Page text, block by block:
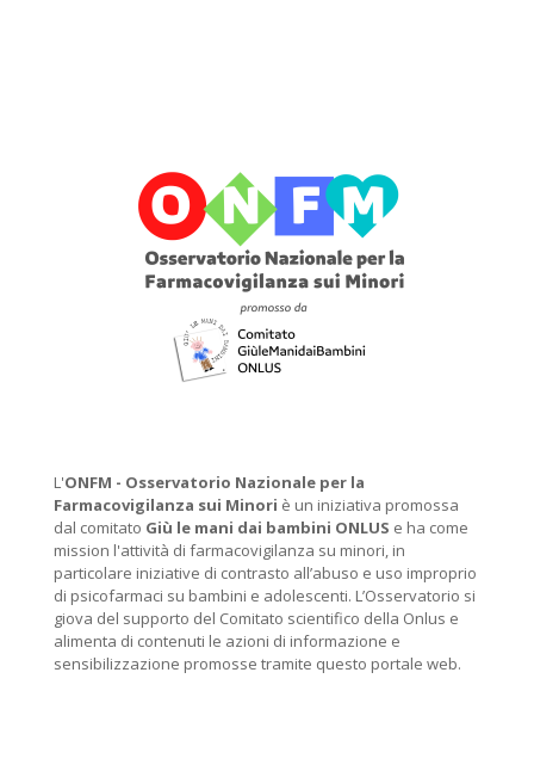
L'ONFM - Osservatorio Nazionale per la
Farmacovigilanza sui Minori è un iniziativa promossa
dal comitato Giù le mani dai bambini ONLUS e ha come
mission l'attività di farmacovigilanza su minori, in
particolare iniziative di contrasto all’abuso e uso improprio
di psicofarmaci su bambini e adolescenti. L’Osservatorio si
giova del supporto del Comitato scientifico della Onlus e
alimenta di contenuti le azioni di informazione e
sensibilizzazione promosse tramite questo portale web.